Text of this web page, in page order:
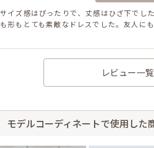
サイズ感はぴったりで、丈感はひざ下でし
も形もとても素敵なドレスでした。友人に
レビュー一
モデルコーディネートで使用した